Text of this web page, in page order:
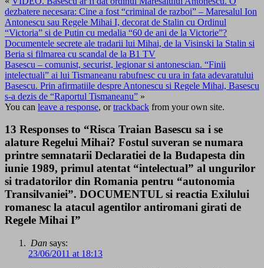
dezbatere necesara: Cine a fost “criminal de razboi” – Maresalul Ion
Antonescu sau Regele Mihai I, decorat de Stalin cu Ordinul
“Victoria” si de Putin cu medalia “60 de ani de la Victorie”?
Documentele secrete ale tradarii lui Mihai, de la Visinski la Stalin si
Beria si filmarea cu scandal de la B1 TV
Basescu – comunist, securist, legionar si antonescian. “Finii
intelectuali” ai lui Tismaneanu rabufnesc cu ura in fata adevaratului
Basescu. Prin afirmatiile despre Antonescu si Regele Mihai, Basescu
s-a dezis de “Raportul Tismaneanu” »
You can leave a response, ortrackback from your own site.
13 Responses to “Risca Traian Basescu sa i se
alature Regelui Mihai? Fostul suveran se numara
printre semnatarii Declaratiei de la Budapesta din
iunie 1989, primul atentat “intelectual” al ungurilor
si tradatorilor din Romania pentru “autonomia
Transilvaniei”. DOCUMENTUL si reactia Exilului
romanesc la atacul agentilor antiromani girati de
Regele Mihai I”
Dan says:
23/06/2011 at 18:13